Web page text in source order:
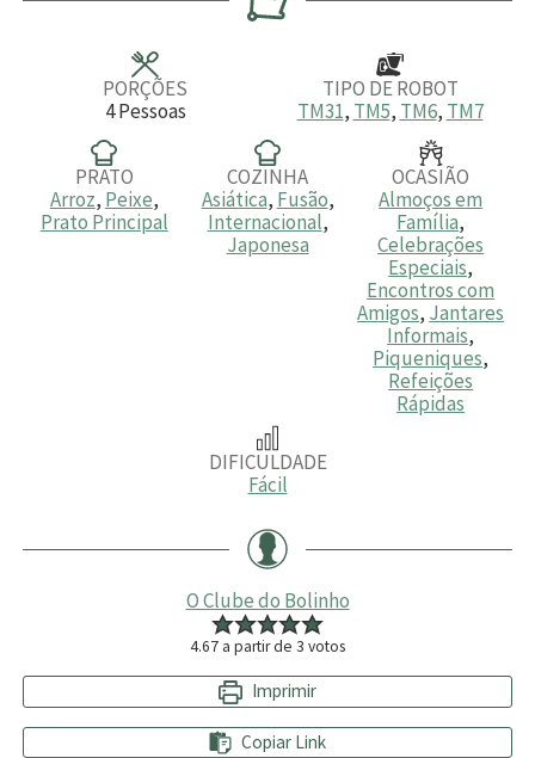
t
PORÇÕES
4 Pessoas
TIPO DE ROBOT
TM31, TM5, TM6, TM7
PRATO
Arroz, Peixe,
Prato Principal
COZINHA
Asiática, Fusão,
Internacional,
Japonesa
OCASIÃO
Almoços em
Família,
Celebrações
Especiais,
Encontros com
Amigos, Jantares
Informais,
Piqueniques,
Refeições
Rápidas
DIFICULDADE
Fácil
O Clube do Bolinho
4.67 a partir de 3 votos
Imprimir
Copiar Link